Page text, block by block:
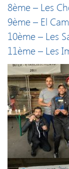
8ème – Les
9ème – El
10ème – Les
11ème – Les